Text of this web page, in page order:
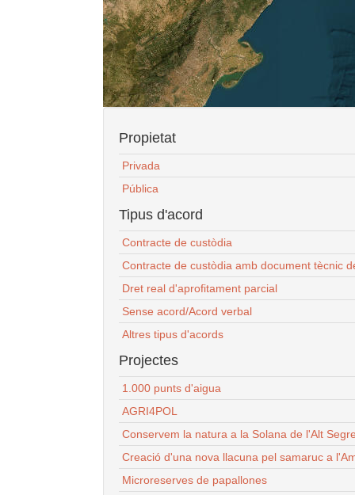
Propietat
Privada
Pública
Tipus d'acord
Contracte de custòdia
Contracte de custòdia amb document tècnic
Dret real d'aprofitament parcial
Sense acord/Acord verbal
Altres tipus d'acords
Projectes
1.000 punts d'aigua
AGRI4POL
Conservem la natura a la Solana de l'Alt
Creació d'una nova llacuna pel samaruc a
Microreserves de papallones